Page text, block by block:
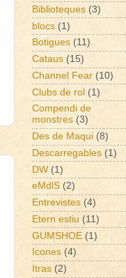
Biblioteques (3)
blocs (1)
Botigues (11)
Cataus (15)
Channel Fear (10)
Clubs de rol (1)
Compendi de
monstres (3)
Des de Maqui (8)
Descarregables (1)
DW (1)
eMdlS (2)
Entrevistes (4)
Etern estiu (11)
GUMSHOE (1)
Icones (4)
Itras (2)